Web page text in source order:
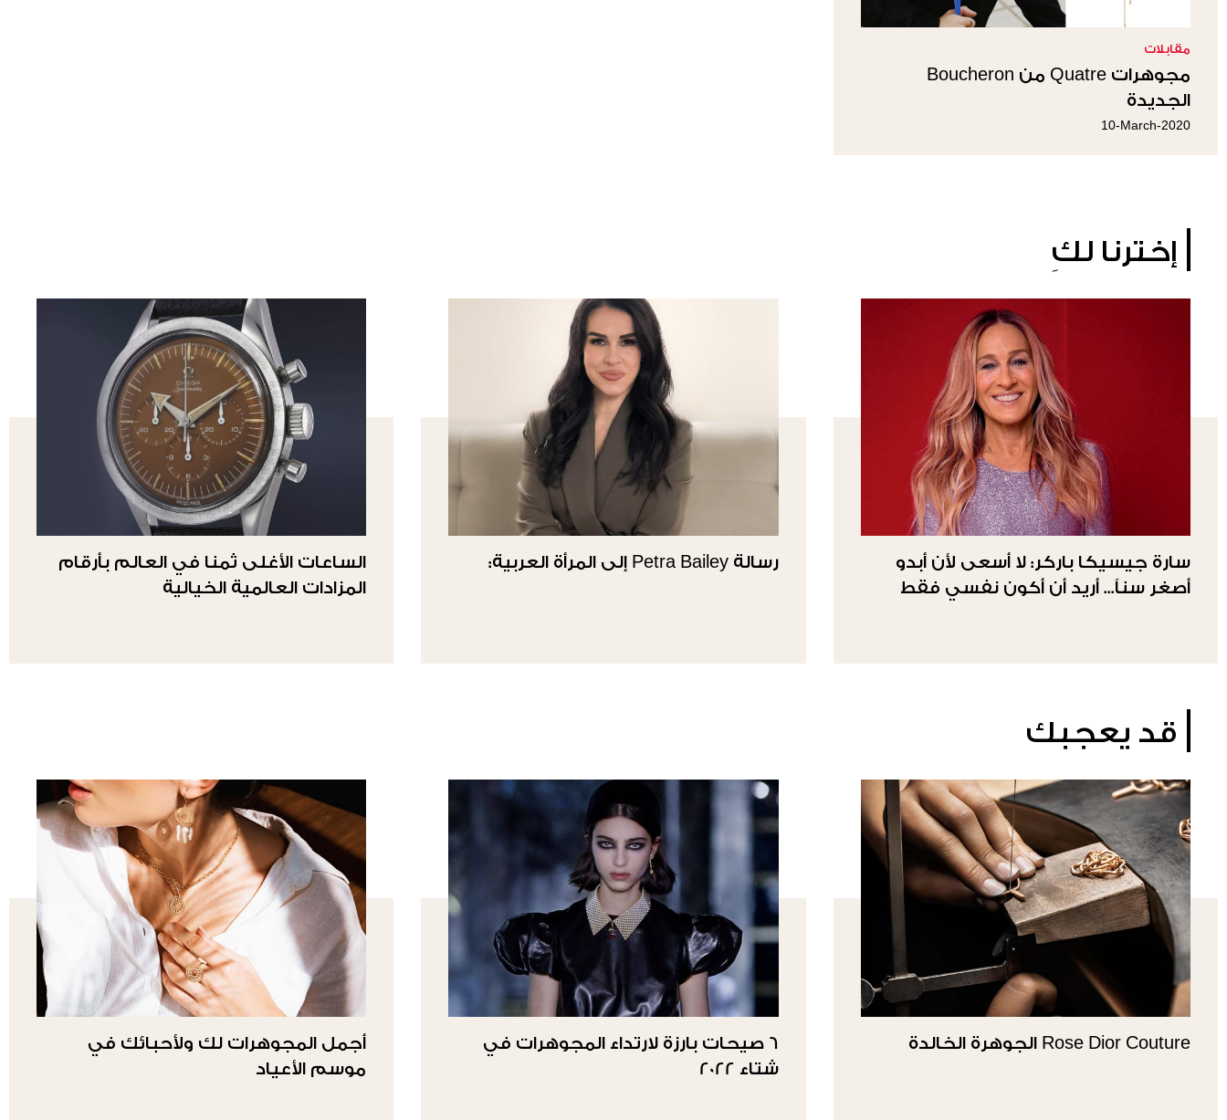
مقابلات
مجوهرات Quatre من Boucheron
الجديدة
10-March-2020
إخترنا لكِ
سارة جيسيكا باركر: لا أسعى لأن أبدو
أصغر سناً... أريد أن أكون نفسي فقط
رسالة Petra Bailey إلى المرأة العربية:
الساعات الأغلى ثمنا في العالم بأرقام
المزادات العالمية الخيالية
قد يعجبك
Rose Dior Couture الجوهرة الخالدة
6 صيحات بارزة لارتداء المجوهرات في
شتاء 2022
أجمل المجوهرات لك ولأحبائك في
موسم الأعياد